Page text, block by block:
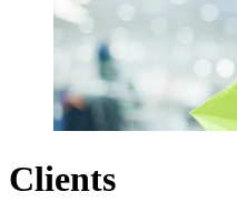
Clients